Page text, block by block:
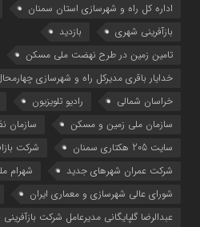
اداره کل راه و شهرسازی استان سمنان
بازآفرینی شهری
بازدید
تامین زمین در طرح نهضت ملی مسکن
خدایار باقری مدیرکل راه و شهرسازی
خراسان شمالی
رادیو تلویزیون
سازمان ملی زمین و مسکن
سازمان
سایت 205 هکتاری سمنان
شرکت
شرکت عمران شهرهای جدید
شهرام
شوراي عالي شهرسازی و معماري ايران
عبدالرضا گلپایگانی مدیرعامل شرکت